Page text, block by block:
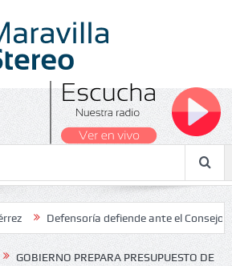
Defensoría defiende ante el Consejo de
GOBIERNO PREPARA PRESUPUESTO DE